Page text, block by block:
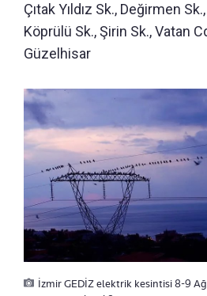
Çıtak Yıldız Sk., Değirmen
Köprülü Sk., Şirin Sk., Vatan
Güzelhisar
İzmir GEDİZ elektrik kesintisi 8-9